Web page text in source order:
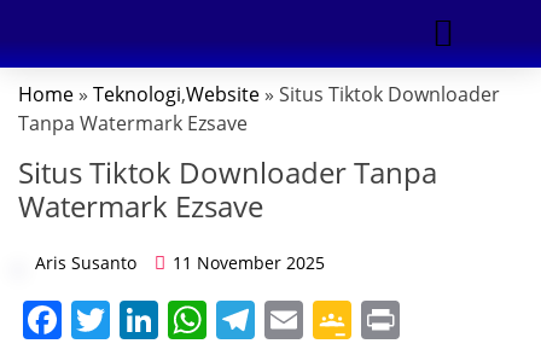
Home » Teknologi,Website » Situs Tiktok Downloader
Tanpa Watermark Ezsave
Situs Tiktok Downloader Tanpa
Watermark Ezsave
Aris Susanto 11 November 2025
F T Li W T E G